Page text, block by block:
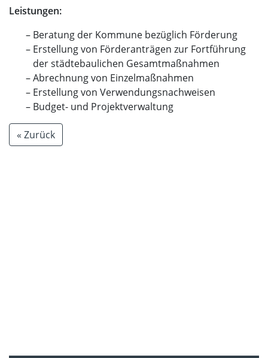
Leistungen:
Beratung der Kommune bezüglich Förderung
Erstellung von Förderanträgen zur Fortführung
der städtebaulichen Gesamtmaßnahmen
Abrechnung von Einzelmaßnahmen
Erstellung von Verwendungsnachweisen
Budget- und Projektverwaltung
« Zurück